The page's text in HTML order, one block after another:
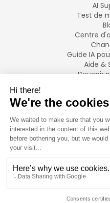
AI
Test de
Centre
Guide IA
Aide &
Devenir
2026Swiftask.